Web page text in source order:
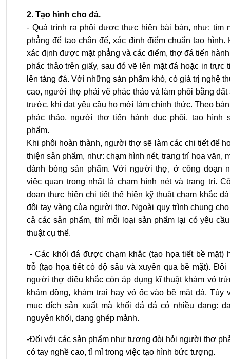
2. Tạo hình cho đá.
- Quá trình ra phôi được thực hiện bài bản, như: tìm
phẳng để tạo chân đế, xác định điểm chuẩn tạo hình.
xác định được mặt phẳng và các điểm, thợ đá tiến
phác thảo trên giấy, sau đó vẽ lên mặt đá hoặc in trực
lên tảng đá. Với những sản phẩm khó, có giá trị nghệ
cao, người thợ phải vẽ phác thảo và làm phôi bằng đất
trước, khi đạt yêu cầu họ mới làm chính thức. Theo
phác thảo, người thợ tiến hành đục phôi, tạo hình
phẩm.
Khi phôi hoàn thành, người thợ sẽ làm các chi tiết để
thiện sản phẩm, như: chạm hình nét, trang trí hoa văn,
đánh bóng sản phẩm. Với người thợ, ở công đoạn
việc quan trọng nhất là chạm hình nét và trang trí.
đoạn thực hiện chi tiết thể hiện kỹ thuật chạm khắc
đôi tay vàng của người thợ. Ngoài quy trình chung
cả các sản phẩm, thì mỗi loại sản phẩm lại có yêu
thuật cụ thể.
- Các khối đá được chạm khắc (tạo họa tiết bề mặt)
trỗ (tạo họa tiết có độ sâu và xuyên qua bề mặt). Đôi
người thợ điêu khắc còn áp dụng kĩ thuật khảm vỏ
khảm đồng, khảm trai hay vỏ ốc vào bề mặt đá. Tùy
mục đích sản xuất mà khối đá đá có nhiều dạng:
nguyên khối, dạng ghép mảnh.
-Đối với các sản phẩm như tượng đòi hỏi người thợ
có tay nghề cao, tỉ mỉ trong việc tạo hình bức tượng.